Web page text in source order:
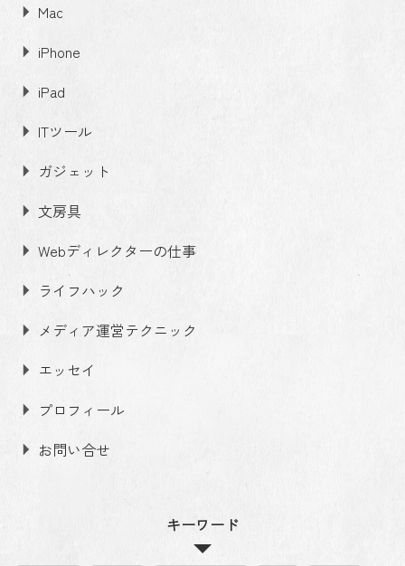
Mac
iPhone
iPad
ITツール
ガジェット
文房具
Webディレクターの仕事
ライフハック
メディア運営テクニック
エッセイ
プロフィール
お問い合せ
キーワード